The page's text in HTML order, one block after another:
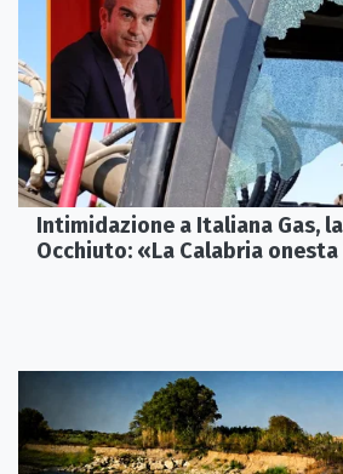
Intimidazione a Italiana Gas,
Occhiuto: «La Calabria